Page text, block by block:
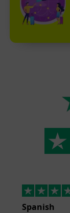
Spanish